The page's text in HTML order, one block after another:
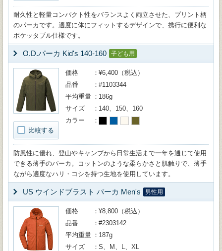
耐久性と軽量コンパクト性をバランスよく両立させた、プリント柄
のパーカです。適度に体にフィットするデザインで、携行に便利な
ポケッタブル仕様です。
O.D.パーカ Kid's 140-160 子ども用
比較する
価格
¥6,400（税込）
品番
#1103344
平均重量
186g
サイズ
140、150、160
カラー
防風性に優れ、登山やキャンプから日常生活まで一年を通じて使用
できる薄手のパーカ。コットンのような柔らかさと肌触りで、薄手
ながら適度なハリ・コシを持つ生地を使用しています。
US ウインドブラスト パーカ Men's 男性用
価格
¥8,800（税込）
品番
#2303142
平均重量
187g
サイズ
S、M、L、XL